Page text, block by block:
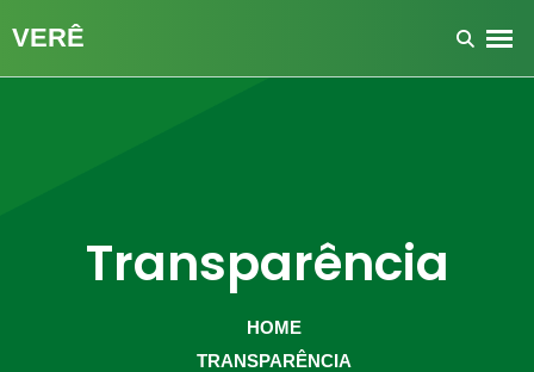
Transparência
HOME
TRANSPARÊNCIA